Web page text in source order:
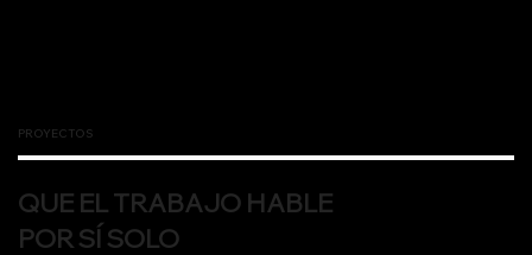
PROYECTOS
QUE EL TRABAJO HABLE
POR SÍ SOLO